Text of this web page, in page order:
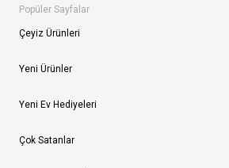
Popüler Sayfalar
Çeyiz Ürünleri
Yeni Ürünler
Yeni Ev Hediyeleri
Çok Satanlar